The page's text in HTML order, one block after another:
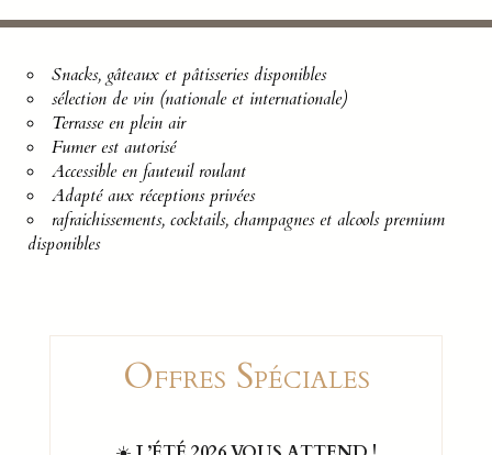
Snacks, gâteaux et pâtisseries disponibles
sélection de vin (nationale et internationale)
Terrasse en plein air
Fumer est autorisé
Accessible en fauteuil roulant
Adapté aux réceptions privées
rafraichissements, cocktails, champagnes et alcools premium
disponibles
Offres Spéciales